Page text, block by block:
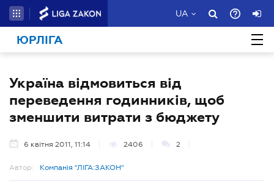
UA
ЮРЛІГА
Україна відмовиться від
переведення годинників, щоб
зменшити витрати з бюджету
6 квітня 2011, 11:14 2406 2
Автор: Компанія "ЛІГА:ЗАКОН"